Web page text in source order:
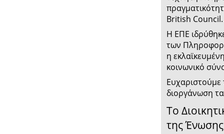
British Council.
Η ΕΠΕ
των
η
κοινωνικό
Ευχαριστούμε
διοργάνωση
Το
της